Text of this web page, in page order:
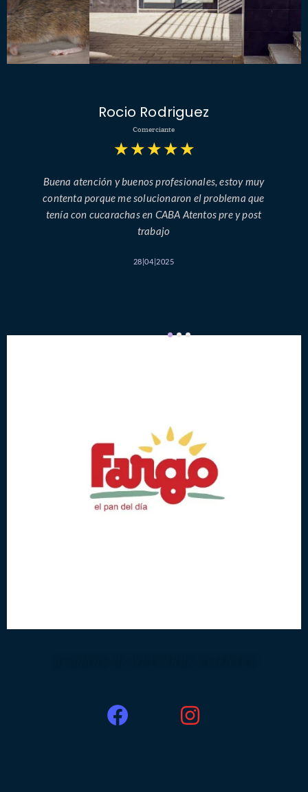
Rocio Rodriguez
Comerciante
★ ★ ★ ★ ★
Buena atención y buenos profesionales, estoy muy
contenta porque me solucionaron el problema que
tenía con cucarachas en CABA Atentos pre y post
trabajo
28|04|2025